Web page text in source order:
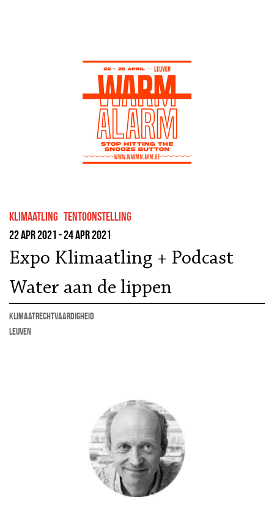
klimaatling tentoonstelling
22 apr 2021 - 24 apr 2021
Expo Klimaatling + Podcast
Water aan de lippen
klimaatrechtvaardigheid
Leuven